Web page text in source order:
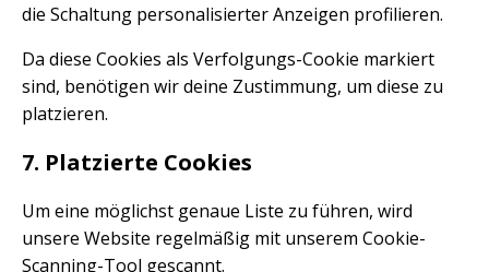
die Schaltung personalisierter Anzeigen profilieren.
Da diese Cookies als Verfolgungs-Cookie markiert
sind, benötigen wir deine Zustimmung, um diese zu
platzieren.
7. Platzierte Cookies
Um eine möglichst genaue Liste zu führen, wird
unsere Website regelmäßig mit unserem Cookie-
Scanning-Tool gescannt.